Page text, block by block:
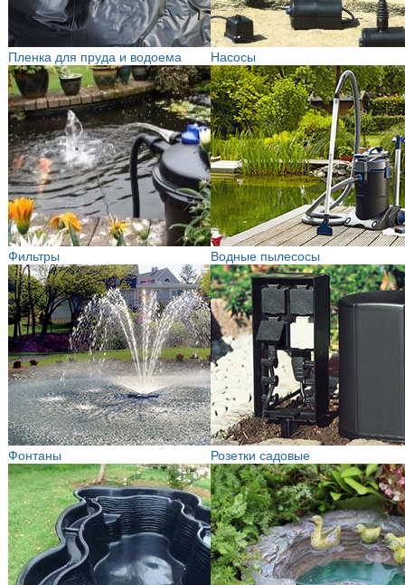
Пленка для пруда и водоема Насосы
Фильтры Водные пылесосы
Фонтаны Розетки садовые